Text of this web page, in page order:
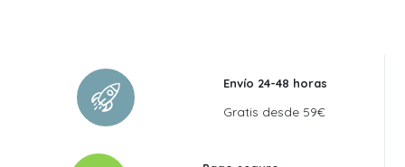
Envío 24-48 horas
Gratis desde 59€